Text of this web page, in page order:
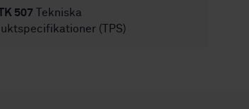
507 Tekniska
(TPS)